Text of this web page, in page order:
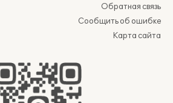
Обратная связь
Сообщить об ошибке
Карта сайта